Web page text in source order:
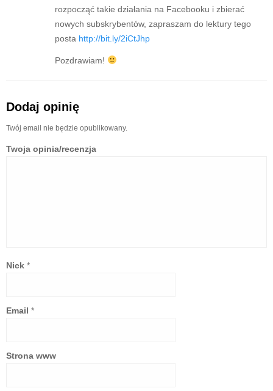
rozpocząć takie działania na Facebooku i zbierać
nowych subskrybentów, zapraszam do lektury tego
posta http://bit.ly/2iCtJhp
Pozdrawiam!
Dodaj opinię
Twój email nie będzie opublikowany.
Twoja opinia/recenzja
Nick *
Email *
Strona www